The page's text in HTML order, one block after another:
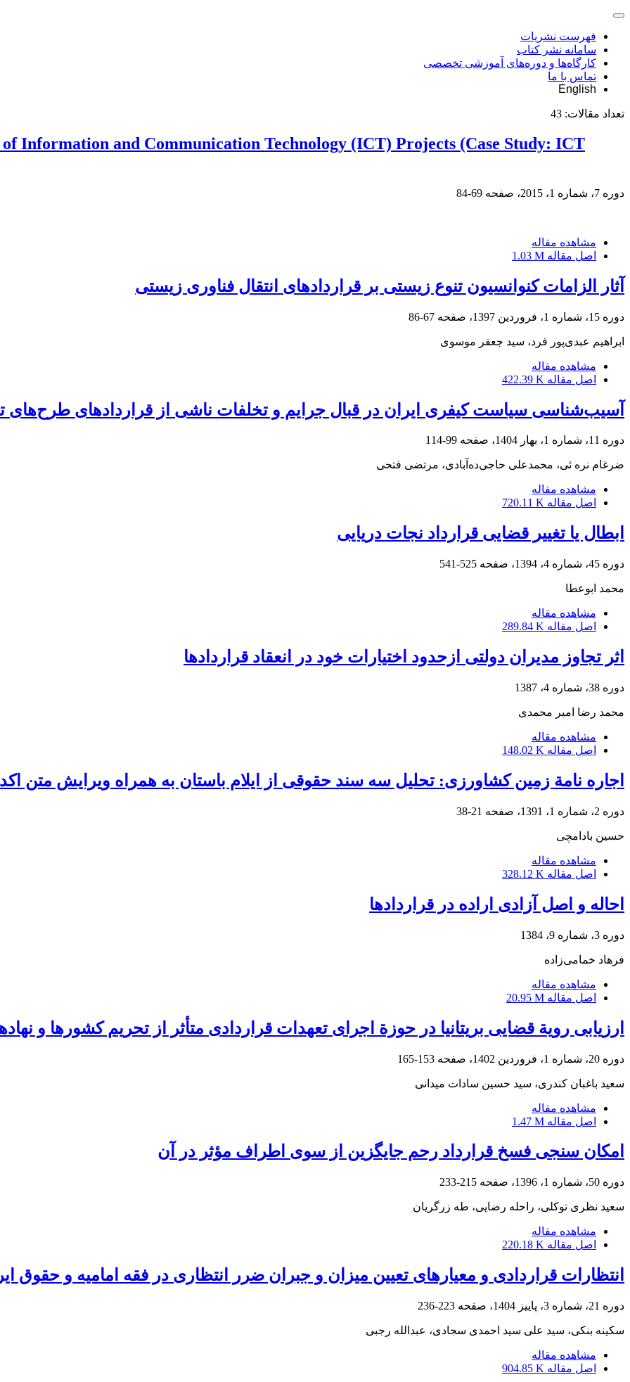
فهرست نشریات
سامانه نشر کتاب
کارگاه‌ها و دوره‌های آموزشی تخصصی
تماس با ما
English
تعداد مقالات: 43
Information and Communication Technology (ICT) Projects (Case Study: ICT
دوره 7، شماره 1، 2015، صفحه 69-84
مشاهده مقاله
اصل مقاله 1.03 M
آثار الزامات کنوانسیون تنوع زیستی بر قراردادهای انتقال فناوری زیستی
دوره 15، شماره 1، فروردین 1397، صفحه 67-86
ابراهیم عبدی‌پور فرد، سید جعفر موسوی
مشاهده مقاله
اصل مقاله 422.39 K
آسیب‌شناسی سیاست کیفری ایران در قبال جرایم و تخلفات ناشی از قراردادهای طرح‌های
دوره 11، شماره 1، بهار 1404، صفحه 99-114
ضرغام نره ئی، محمدعلی حاجی‌ده‌آبادی، مرتضی فتحی
مشاهده مقاله
اصل مقاله 720.11 K
ابطال یا تغییر قضایی قرارداد نجات دریایی
دوره 45، شماره 4، 1394، صفحه 525-541
محمد ابوعطا
مشاهده مقاله
اصل مقاله 289.84 K
اثر تجاوز مدیران دولتی ازحدود اختیارات خود در انعقاد قراردادها
دوره 38، شماره 4، 1387
محمد رضا امیر محمدی
مشاهده مقاله
اصل مقاله 148.02 K
اجاره نامة زمین کشاورزی: تحلیل سه سند حقوقی از ایلام باستان به همراه ویرایش متن
دوره 2، شماره 1، 1391، صفحه 21-38
حسین بادامچی
مشاهده مقاله
اصل مقاله 328.12 K
احاله و اصل آزادی اراده در قراردادها
دوره 3، شماره 9، 1384
فرهاد خمامی‌زاده
مشاهده مقاله
اصل مقاله 20.95 M
ارزیابی رویة قضایی بریتانیا در حوزة اجرای تعهدات قراردادی متأثر از تحریم کشورها و
دوره 20، شماره 1، فروردین 1402، صفحه 153-165
سعید باغبان کندری، سید حسین سادات میدانی
مشاهده مقاله
اصل مقاله 1.47 M
امکان سنجی فسخ قرارداد رحم جایگزین از سوی اطراف مؤثر در آن
دوره 50، شماره 1، 1396، صفحه 215-233
سعید نظری توکلی، راحله رضایی، طه زرگریان
مشاهده مقاله
اصل مقاله 220.18 K
انتظارات قراردادی و معیارهای تعیین میزان و جبران ضرر انتظاری در فقه امامیه و حقوق
دوره 21، شماره 3، پاییز 1404، صفحه 223-236
سکینه بنکی، سید علی سید احمدی سجادی، عبدالله رجبی
مشاهده مقاله
اصل مقاله 904.85 K